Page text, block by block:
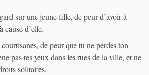
sur une jeune fille, de peur d’avoir à
cause d’elle.
de peur que tu ne perdes ton
pas tes yeux dans les rues de la ville, et ne
solitaires.